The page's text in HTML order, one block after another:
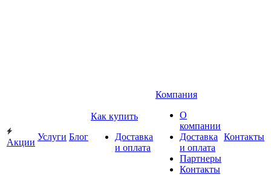
Акции
Услуги Блог
Как купить
Доставка
и оплата
Компания
О
компании
Доставка
и оплата
Партнеры
Контакты
Контакты